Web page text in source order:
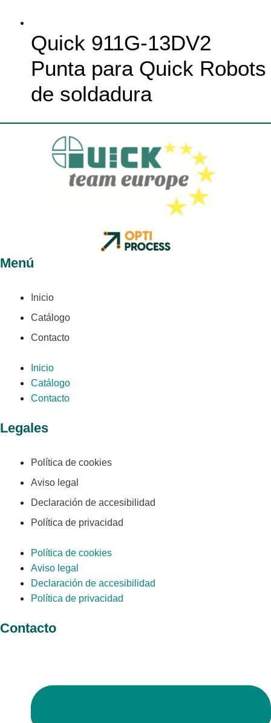
Quick 911G-13DV2
Punta para Quick Robots
de soldadura
Menú
Inicio
Catálogo
Contacto
Inicio
Catálogo
Contacto
Legales
Política de cookies
Aviso legal
Declaración de accesibilidad
Política de privacidad
Política de cookies
Aviso legal
Declaración de accesibilidad
Política de privacidad
Contacto